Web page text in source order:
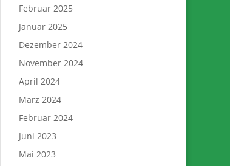
Februar 2025
Januar 2025
Dezember 2024
November 2024
April 2024
März 2024
Februar 2024
Juni 2023
Mai 2023